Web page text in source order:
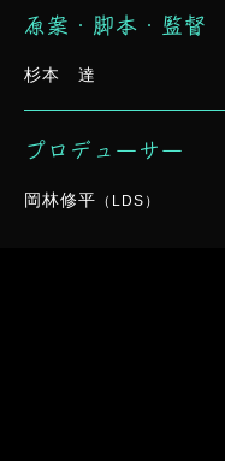
原案・脚本・監督
杉本 達
プロデューサー
岡林修平 （LDS）